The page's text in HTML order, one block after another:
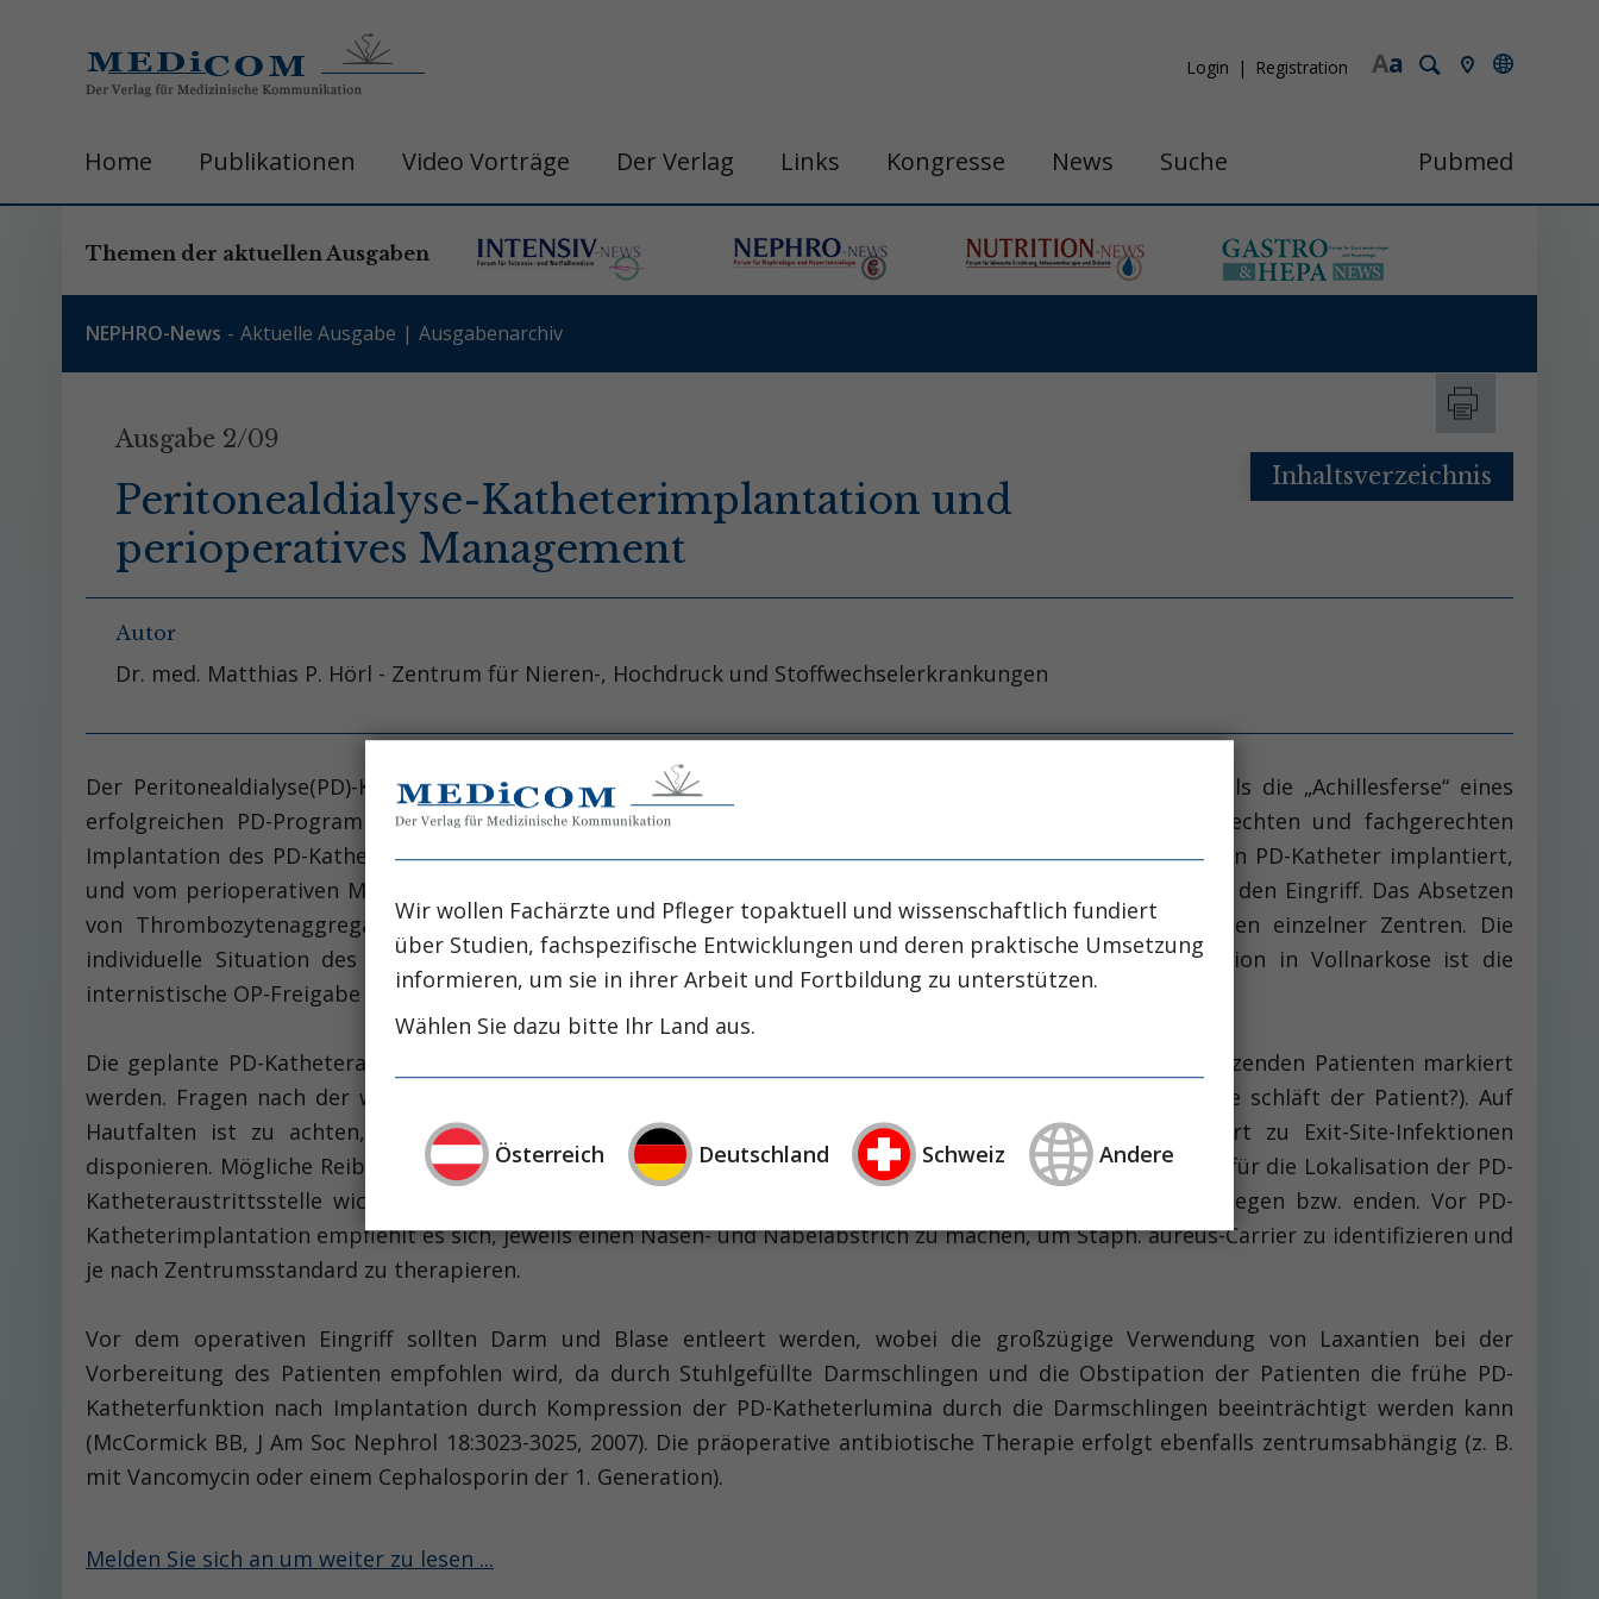
a
A
Login Registration
Home Publikationen Video Vorträge Der Verlag Links Kongresse News Suche Pubmed
Themen der aktuellen Ausgaben
NEPHRO-News Aktuelle Ausgabe Ausgabenarchiv
Ausgabe 2/09
Peritonealdialyse-Katheterimplantation und
perioperatives Management
Autor
Dr. med. Matthias P. Hörl - Zentrum für Nieren-, Hochdruck und Stoffwechselerkrankungen
Inhaltsverzeichnis
Der Peritonealdialyse(PD)-Katheter gilt als die „Lebensleine“ des PD-Patienten, das PD-Katheterüberleben als die „Achillesferse“ eines
erfolgreichen PD-Programms. Der Erfolg eines PD-Programms ist jedoch auch abhängig von der zeitgerechten und fachgerechten
Implantation des PD-Katheters, von der Erfahrung des Chirurgen oder interventionellen Nephrologen, der den PD-Katheter implantiert,
und vom perioperativen Management. Wichtig ist zunächst die präoperative Vorbereitung des Patienten für den Eingriff. Das Absetzen
von Thrombozytenaggregationshemmern wird widersprüchlich gesehen, entspricht jedoch den Erfahrungen einzelner Zentren. Die
individuelle Situation des Patienten ist dabei zu berücksichtigen. Bei chirurgischer PD-Katheterimplantation in Vollnarkose ist die
internistische OP-Freigabe erforderlich.
Die geplante PD-Katheteraustrittsstelle sollte nach Begutachtung der Bauchwand (Hernien? Narben?) am sitzenden Patienten markiert
werden. Fragen nach der wenigsten mechanischen Belastung sollten gestellt werden (z. B. auf welcher Seite schläft der Patient?). Auf
Hautfalten ist zu achten, da PD-Katheteraustrittsstellen, die in Hautfalten zu liegen kommen, vermehrt zu Exit-Site-Infektionen
disponieren. Mögliche Reibungsflächen der PD-Katheteraustrittsstelle sollten vermieden werden. Daher ist es für die Lokalisation der PD-
Katheteraustrittsstelle wichtig zu wissen, ob Hosenbund oder Strumpfhose über oder unter dem Nabel liegen bzw. enden. Vor PD-
Katheterimplantation empfiehlt es sich, jeweils einen Nasen- und Nabelabstrich zu machen, um Staph. aureus-Carrier zu identifizieren und
je nach Zentrumsstandard zu therapieren.
Vor dem operativen Eingriff sollten Darm und Blase entleert werden, wobei die großzügige Verwendung von Laxantien bei der
Vorbereitung des Patienten empfohlen wird, da durch Stuhlgefüllte Darmschlingen und die Obstipation der Patienten die frühe PD-
Katheterfunktion nach Implantation durch Kompression der PD-Katheterlumina durch die Darmschlingen beeinträchtigt werden kann
(McCormick BB, J Am Soc Nephrol 18:3023-3025, 2007). Die präoperative antibiotische Therapie erfolgt ebenfalls zentrumsabhängig (z. B.
mit Vancomycin oder einem Cephalosporin der 1. Generation).
Melden Sie sich an um weiter zu lesen ...
Wir wollen Fachärzte und Pfleger topaktuell und wissenschaftlich fundiert
über Studien, fachspezifische Entwicklungen und deren praktische Umsetzung
informieren, um sie in ihrer Arbeit und Fortbildung zu unterstützen.
Wählen Sie dazu bitte Ihr Land aus.
Österreich Deutschland Schweiz Andere